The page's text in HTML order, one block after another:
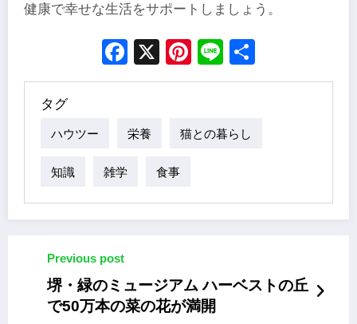
健康で幸せな生活をサポートしましょう。
Facebook
X Pinterest
Line
タグ
ハウツー 栄養 猫との暮らし
知識 雑学 食事
Previous post
堺・緑のミュージアム ハーベストの丘
で50万本の菜の花が満開